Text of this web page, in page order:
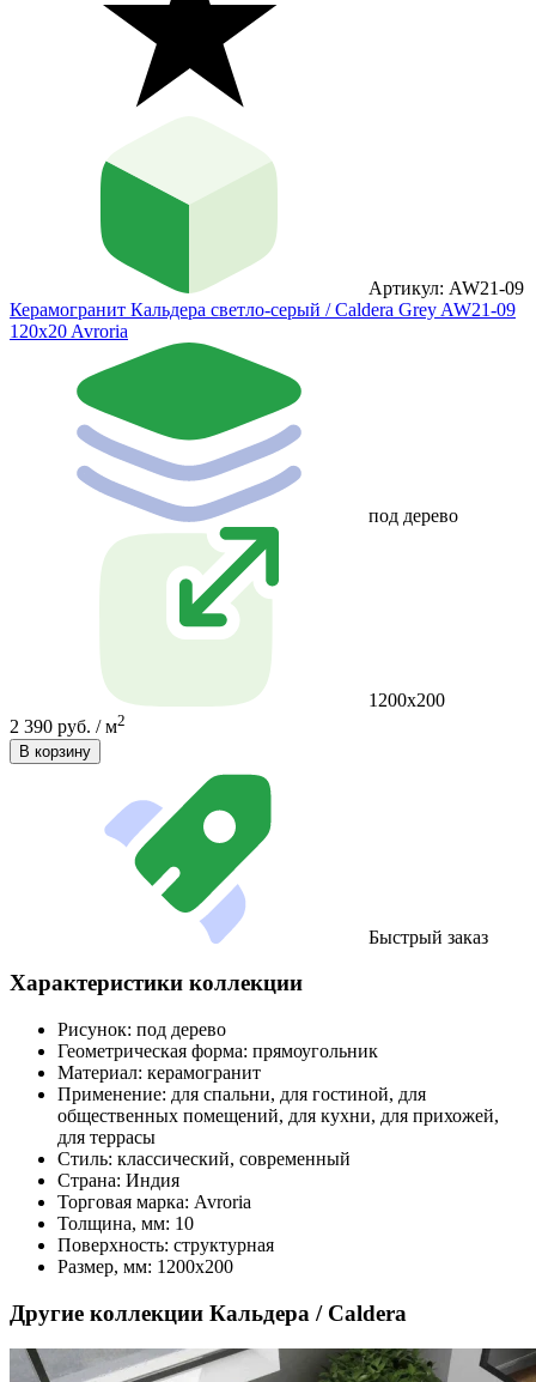
Артикул: AW21-09
Керамогранит Кальдера светло-серый / Caldera Grey AW21-09
120x20 Avroria
под дерево
1200x200
2 390 руб. / м2
В корзину
Быстрый заказ
Характеристики коллекции
Рисунок: под дерево
Геометрическая форма: прямоугольник
Материал: керамогранит
Применение: для спальни, для гостиной, для
общественных помещений, для кухни, для прихожей,
для террасы
Стиль: классический, современный
Страна: Индия
Торговая марка: Avroria
Толщина, мм: 10
Поверхность: структурная
Размер, мм: 1200x200
Другие коллекции Кальдера / Caldera